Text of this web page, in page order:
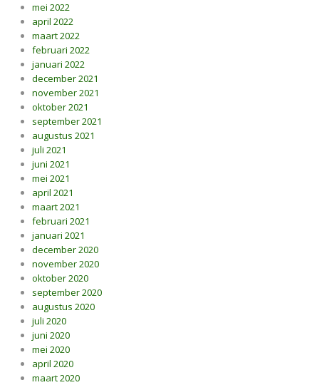
mei 2022
april 2022
maart 2022
februari 2022
januari 2022
december 2021
november 2021
oktober 2021
september 2021
augustus 2021
juli 2021
juni 2021
mei 2021
april 2021
maart 2021
februari 2021
januari 2021
december 2020
november 2020
oktober 2020
september 2020
augustus 2020
juli 2020
juni 2020
mei 2020
april 2020
maart 2020